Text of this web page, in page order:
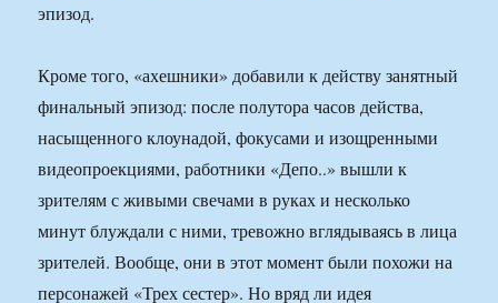
эпизод.
Кроме того, «ахешники» добавили к действу занятный
финальный эпизод: после полутора часов действа,
насыщенного клоунадой, фокусами и изощренными
видеопроекциями, работники «Депо..» вышли к
зрителям с живыми свечами в руках и несколько
минут блуждали с ними, тревожно вглядываясь в лица
зрителей. Вообще, они в этот момент были похожи на
персонажей «Трех сестер». Но вряд ли идея